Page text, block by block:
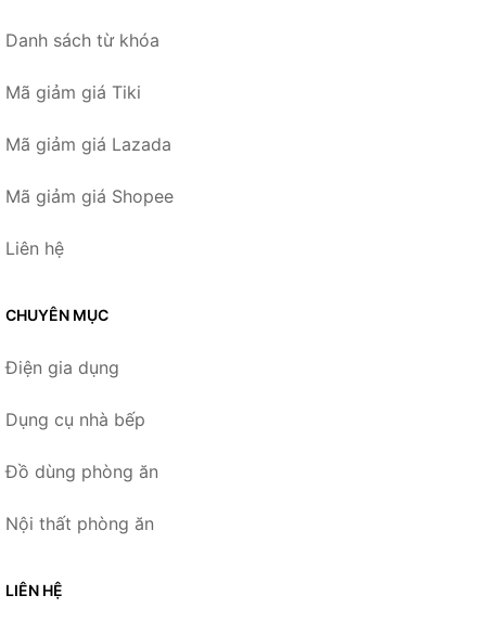
Danh sách từ khóa
Mã giảm giá Tiki
Mã giảm giá Lazada
Mã giảm giá Shopee
Liên hệ
CHUYÊN MỤC
Điện gia dụng
Dụng cụ nhà bếp
Đồ dùng phòng ăn
Nội thất phòng ăn
LIÊN HỆ